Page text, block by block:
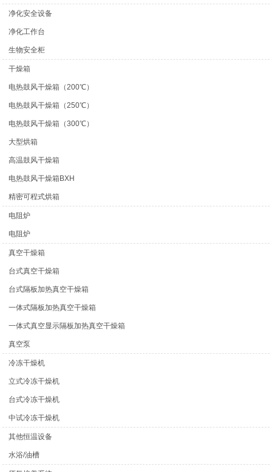
净化安全设备
净化工作台
生物安全柜
干燥箱
电热鼓风干燥箱（200℃）
电热鼓风干燥箱（250℃）
电热鼓风干燥箱（300℃）
大型烘箱
高温鼓风干燥箱
电热鼓风干燥箱BXH
精密可程式烘箱
电阻炉
电阻炉
真空干燥箱
台式真空干燥箱
台式隔板加热真空干燥箱
一体式隔板加热真空干燥箱
一体式真空显示隔板加热真空干燥箱
真空泵
冷冻干燥机
立式冷冻干燥机
台式冷冻干燥机
中试冷冻干燥机
其他恒温设备
水浴/油槽